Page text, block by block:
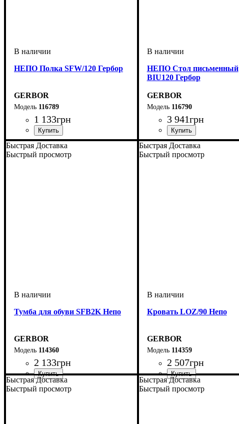
НЕПО Полка SFW/120 Гербор
GERBOR
116789
1 133грн
ширина, мм: 1200
высота, мм: 320
глубина, мм: 240
НЕПО Стол письменный
BIU120 Гербор
GERBOR
116790
3 941грн
ширина, мм: 1200
высота, мм: 760
глубина, мм: 590
Быстрая Доставка
Быстрый просмотр
Тумба для обуви SFB2K Непо
GERBOR
114360
2 133грн
ширина, мм: 695
высота, мм: 835
глубина, мм: 175
Быстрая Доставка
Быстрый просмотр
Кровать LOZ/90 Непо
GERBOR
114359
2 507грн
ширина, мм: 950
высота, мм: 660
глубина, мм: 2035
Быстрая Доставка
Быстрый просмотр
Быстрая Доставка
Быстрый просмотр